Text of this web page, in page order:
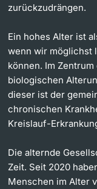
zurückzudrängen.
Ein hohes Alter ist
wenn wir möglichst
können. Im
biologischen
dieser ist der
chronischen
Kreislauf-
Die alternde
Zeit. Seit 2020
Menschen im Alter